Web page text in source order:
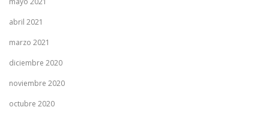
abril 2021
marzo 2021
diciembre 2020
noviembre 2020
octubre 2020